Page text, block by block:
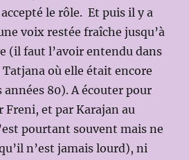
le rôle. Et puis il y a
voix restée fraîche jusqu’à
(il faut l’avoir entendu dans
Tatjana où elle était encore
années 80). A écouter pour
Freni, et par Karajan au
pourtant souvent mais ne
n’est jamais lourd), ni